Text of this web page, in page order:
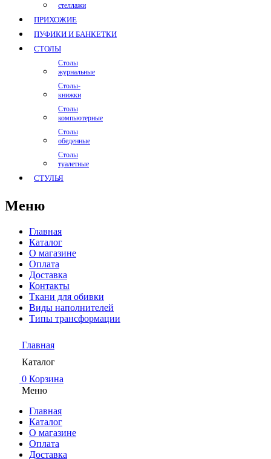
стеллажи
ПРИХОЖИЕ
ПУФИКИ И БАНКЕТКИ
СТОЛЫ
Столы
журнальные
Столы-
книжки
Столы
компьютерные
Столы
обеденные
Столы
туалетные
СТУЛЬЯ
Меню
Главная
Каталог
О магазине
Оплата
Доставка
Контакты
Ткани для обивки
Виды наполнителей
Типы трансформации
Главная
Каталог
0 Корзина
Меню
Главная
Каталог
О магазине
Оплата
Доставка